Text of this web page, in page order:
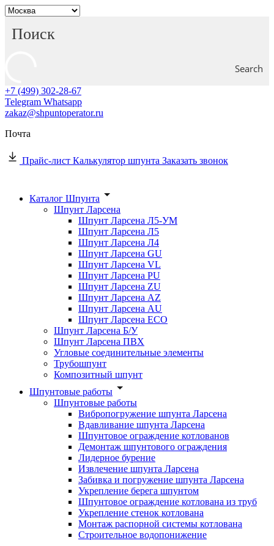
Search
+7 (499) 302-28-67
Telegram Whatsapp
zakaz@shpuntoperator.ru
Почта
Прайс-лист Калькулятор шпунта Заказать звонок
Каталог Шпунта
Шпунт Ларсена
Шпунт Ларсена Л5-УМ
Шпунт Ларсена Л5
Шпунт Ларсена Л4
Шпунт Ларсена GU
Шпунт Ларсена VL
Шпунт Ларсена PU
Шпунт Ларсена ZU
Шпунт Ларсена AZ
Шпунт Ларсена AU
Шпунт Ларсена ECO
Шпунт Ларсена Б/У
Шпунт Ларсена ПВХ
Угловые соединительные элементы
Трубошпунт
Композитный шпунт
Шпунтовые работы
Шпунтовые работы
Вибропогружение шпунта Ларсена
Вдавливание шпунта Ларсена
Шпунтовое ограждение котлованов
Демонтаж шпунтового ограждения
Лидерное бурение
Извлечение шпунта Ларсена
Забивка и погружение шпунта Ларсена
Укрепление берега шпунтом
Шпунтовое ограждение котлована из труб
Укрепление стенок котлована
Монтаж распорной системы котлована
Строительное водопонижение